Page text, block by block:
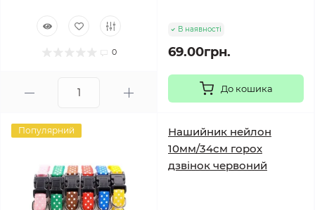
0
В наявності
69.00грн.
До кошика
Популярний
Нашийник нейлон
10мм/34см горох
дзвінок червоний